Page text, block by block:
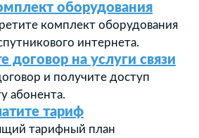
оборудования
комплект оборудования
интернета.
договор на услуги связи
и получите доступ
абонента.
тариф
тарифный план